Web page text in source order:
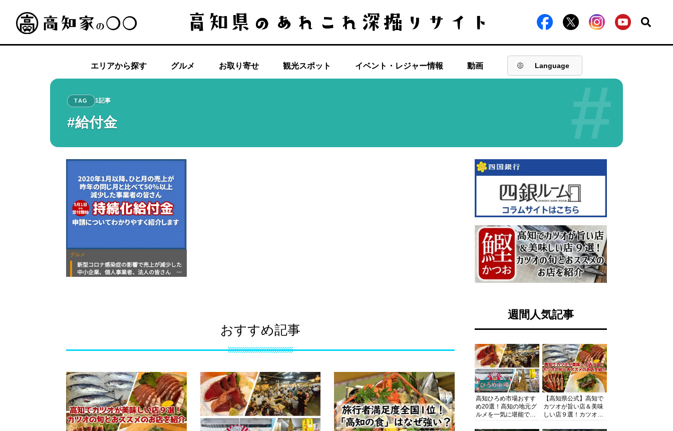
エリアから探す グルメ お取り寄せ 観光スポット イベント・レジャー情報 動画 Language
#
TAG 1記事
#給付金
グルメ
新型コロナ感染症の影響で売上が減少した
中小企業、個人事業者、法人の皆さん 事
おすすめ記事
週間人気記事
高知ひろめ市場おすす
め20選！高知の地元グ
ルメを一気に堪能でき
【高知県公式】高知で
カツオが旨い店＆美味
しい店９選！カツオの